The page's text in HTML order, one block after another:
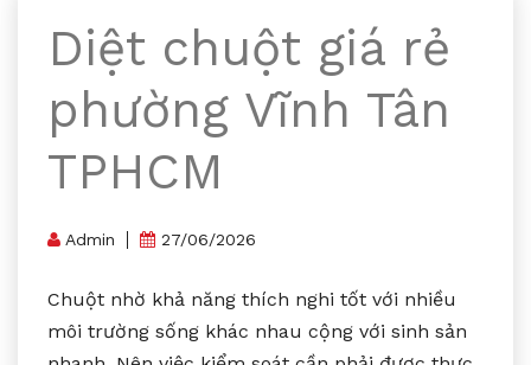
Diệt chuột giá rẻ
phường Vĩnh Tân
TPHCM
Admin 27/06/2026
Chuột nhờ khả năng thích nghi tốt với nhiều
môi trường sống khác nhau cộng với sinh sản